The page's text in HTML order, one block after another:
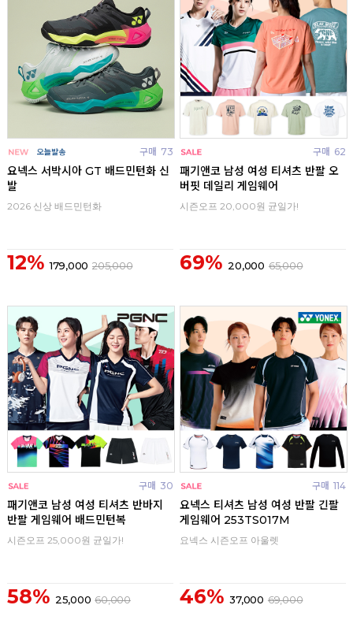
구매 73
요넥스 서박시아 GT 배드민턴화 신
발
2026 신상 배드민턴화
12% 179,000 205,000
구매 62
패기앤코 남성 여성 티셔츠 반팔 오
버핏 데일리 게임웨어
시즌오프 20,000원 균일가!
69% 20,000 65,000
구매 30
패기앤코 남성 여성 티셔츠 반바지
반팔 게임웨어 배드민턴복
시즌오프 25,000원 균일가!
58% 25,000 60,000
구매 114
요넥스 티셔츠 남성 여성 반팔 긴팔
게임웨어 253TS017M
요넥스 시즌오프 아울렛
46% 37,000 69,000